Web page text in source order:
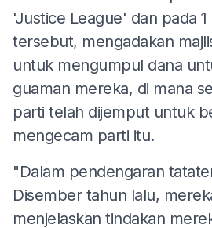
'Justice League' dan pada
tersebut, mengadakan
untuk mengumpul dana
guaman mereka, di mana
parti telah dijemput untuk
mengecam parti itu.
"Dalam pendengaran
Disember tahun lalu,
menjelaskan tindakan